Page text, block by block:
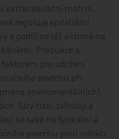
extracelulární matrix,
reguluje epiteliální
a podílí se též aktivně na
Produkce a
pro udržení
očního povrchu při
enviromentálních),
Slzy čistí, zvlhčují a
se také na fyzikální a
povrchu proti infekci.